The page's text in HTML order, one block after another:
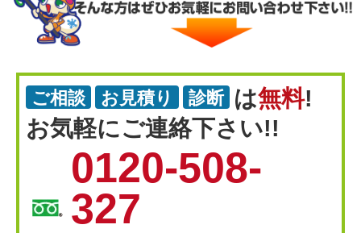
ご相談 お見積り 診断 は無料!
お気軽にご連絡下さい!!
0120-508-
327